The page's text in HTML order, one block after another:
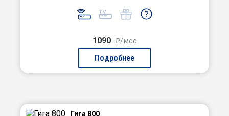
1090 ₽/мес
Подробнее
Гига 800